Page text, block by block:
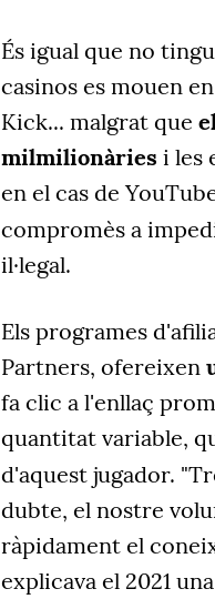
És igual que no
casinos es mouen
Kick... malgrat que
milmilionàries i les
en el cas de
compromès a
il·legal.
Els programes
Partners, ofereixen
fa clic a l'enllaç
quantitat variable,
d'aquest jugador.
dubte, el nostre
ràpidament el
explicava el 2021